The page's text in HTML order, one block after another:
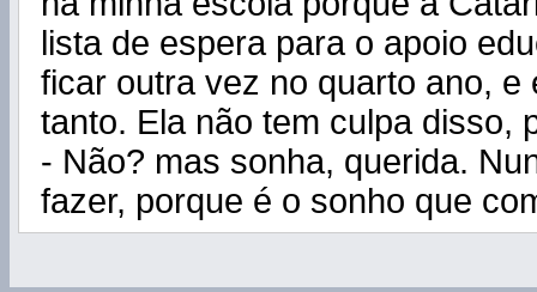
lista de espera para o apoio
ficar outra vez no quarto ano, e
tanto. Ela não tem culpa disso,
- Não? mas sonha, querida.
fazer, porque é o sonho que